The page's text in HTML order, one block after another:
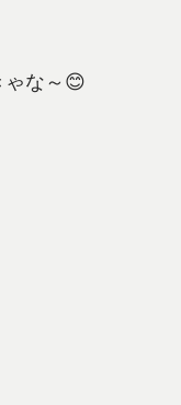
ゃな～😊